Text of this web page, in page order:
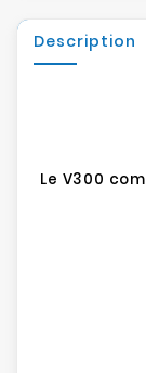
Description
Le V300